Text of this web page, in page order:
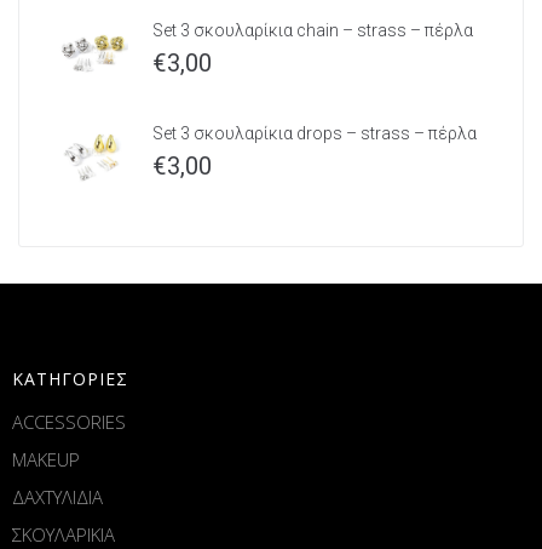
Set 3 σκουλαρίκια chain – strass – πέρλα
€3,00
Set 3 σκουλαρίκια drops – strass – πέρλα
€3,00
ΚΑΤΗΓΟΡΙΕΣ
ACCESSORIES
MAKEUP
ΔΑΧΤΥΛΙΔΙΑ
ΣΚΟΥΛΑΡΙΚΙΑ